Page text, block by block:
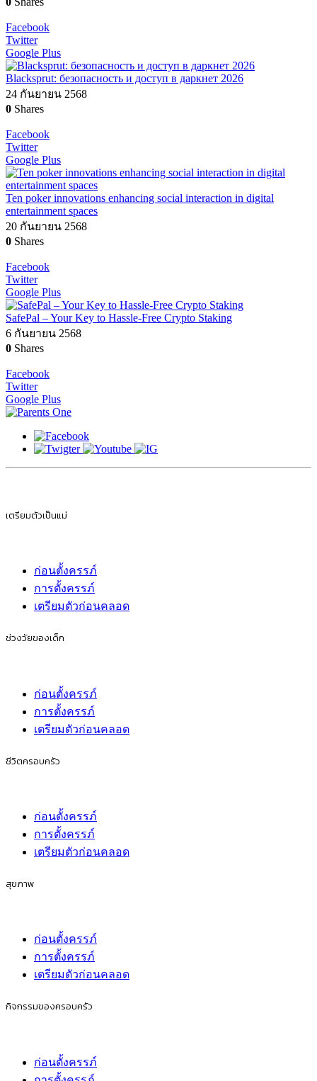
Facebook
Twitter
Google Plus
Blacksprut: безопасность и доступ в даркнет 2026
24 กันยายน 2568
0 Shares
Facebook
Twitter
Google Plus
Ten poker innovations enhancing social interaction in digital
entertainment spaces
20 กันยายน 2568
0 Shares
Facebook
Twitter
Google Plus
SafePal – Your Key to Hassle-Free Crypto Staking
6 กันยายน 2568
0 Shares
Facebook
Twitter
Google Plus
เตรียมตัวเป็นแม่
ก่อนตั้งครรภ์
การตั้งครรภ์
เตรียมตัวก่อนคลอด
ช่วงวัยของเด็ก
ก่อนตั้งครรภ์
การตั้งครรภ์
เตรียมตัวก่อนคลอด
ชีวิตครอบครัว
ก่อนตั้งครรภ์
การตั้งครรภ์
เตรียมตัวก่อนคลอด
สุขภาพ
ก่อนตั้งครรภ์
การตั้งครรภ์
เตรียมตัวก่อนคลอด
กิจกรรมของครอบครัว
ก่อนตั้งครรภ์